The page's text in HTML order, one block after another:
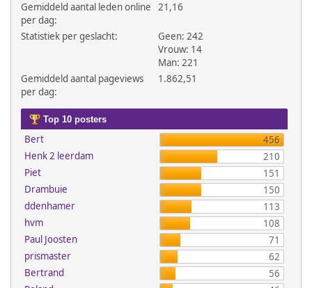
Gemiddeld aantal leden online
per dag:
21,16
Statistiek per geslacht:
Geen: 242
Vrouw: 14
Man: 221
Gemiddeld aantal pageviews
per dag:
1.862,51
Top 10 posters
Bert
456
Henk 2 leerdam
210
Piet
151
Drambuie
150
ddenhamer
113
hvm
108
Paul Joosten
71
prismaster
62
Bertrand
56